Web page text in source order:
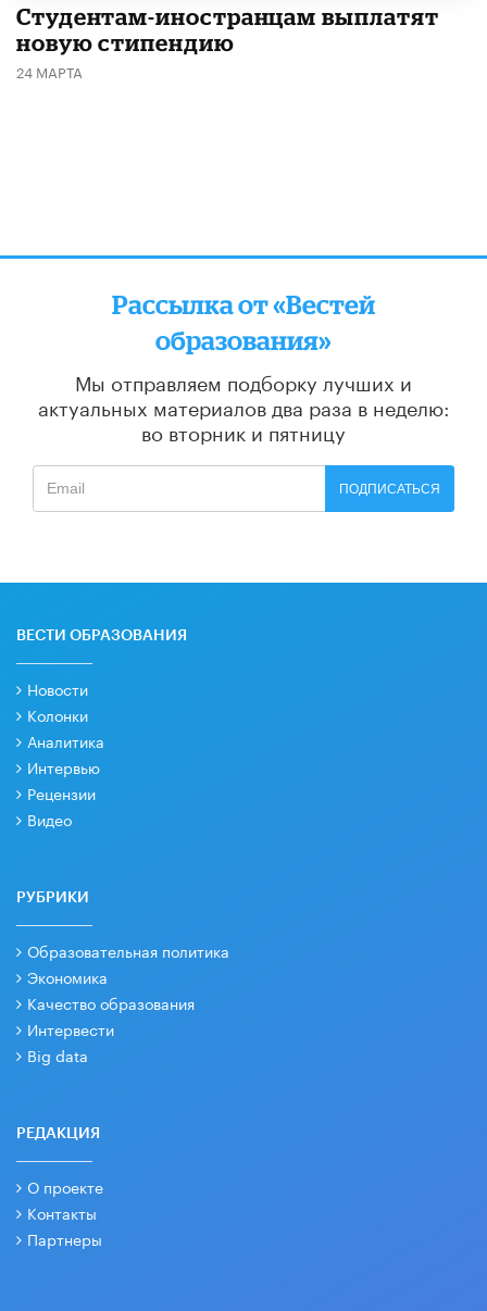
Студентам-иностранцам выплатят
новую стипендию
24 МАРТА
Рассылка от «Вестей
образования»
Мы отправляем подборку лучших и
актуальных материалов два раза в неделю:
во вторник и пятницу
ПОДПИСАТЬСЯ
ВЕСТИ ОБРАЗОВАНИЯ
Новости
Колонки
Аналитика
Интервью
Рецензии
Видео
РУБРИКИ
Образовательная политика
Экономика
Качество образования
Интервести
Big data
РЕДАКЦИЯ
О проекте
Контакты
Партнеры